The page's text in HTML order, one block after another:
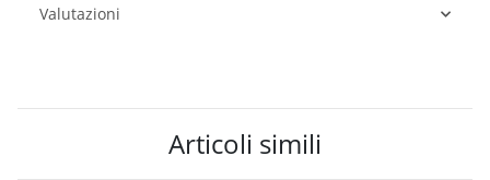
Valutazioni
Articoli simili